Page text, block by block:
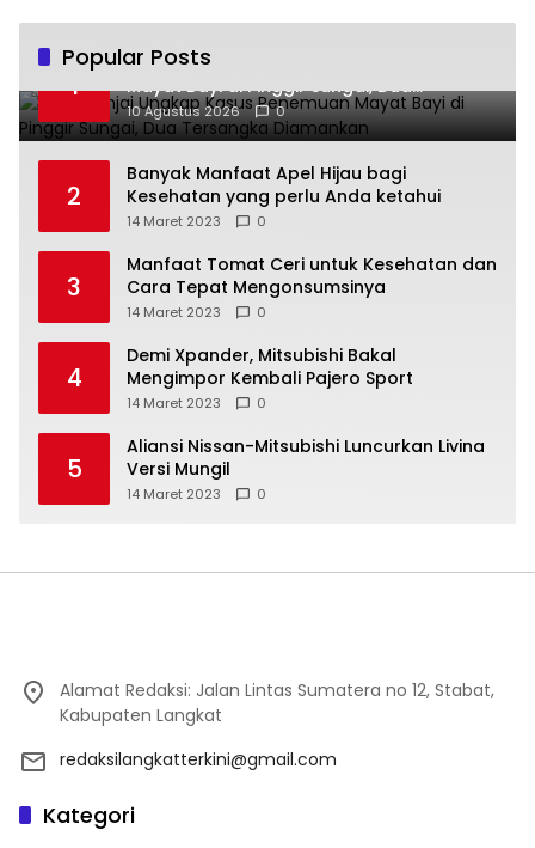
Popular Posts
1
Polres Binjai Ungkap Kasus Penemuan
Mayat Bayi di Pinggir Sungai, Dua
Tersangka Diamankan
10 Agustus 2026 0
2
Banyak Manfaat Apel Hijau bagi
Kesehatan yang perlu Anda ketahui
14 Maret 2023 0
3
Manfaat Tomat Ceri untuk Kesehatan dan
Cara Tepat Mengonsumsinya
14 Maret 2023 0
4
Demi Xpander, Mitsubishi Bakal
Mengimpor Kembali Pajero Sport
14 Maret 2023 0
5
Aliansi Nissan-Mitsubishi Luncurkan Livina
Versi Mungil
14 Maret 2023 0
Alamat Redaksi: Jalan Lintas Sumatera no 12, Stabat,
Kabupaten Langkat
redaksilangkatterkini@gmail.com
Kategori